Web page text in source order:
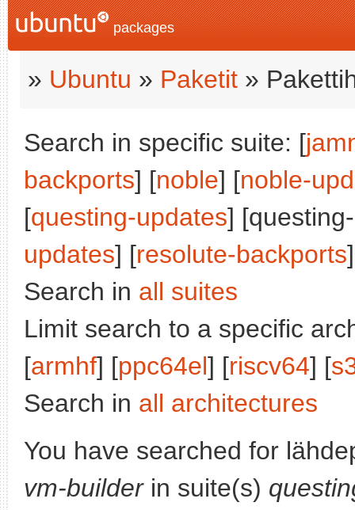
packages
» Ubuntu » Paketit »
Search in specific suite: [
backports] [noble] [noble-
[questing-updates]
updates] [resolute-backports
Search in all suites
Limit search to a specific
[armhf] [ppc64el] [riscv64] [
Search in all architectures
You have searched for
vm-builderin suite(s)